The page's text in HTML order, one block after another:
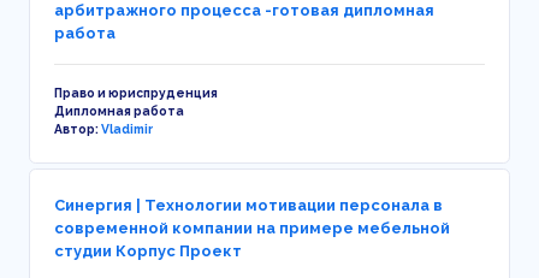
арбитражного процесса -готовая дипломная
работа
Право и юриспруденция
Дипломная работа
Автор:Vladimir
Синергия | Технологии мотивации персонала в
современной компании на примере мебельной
студии Корпус Проект